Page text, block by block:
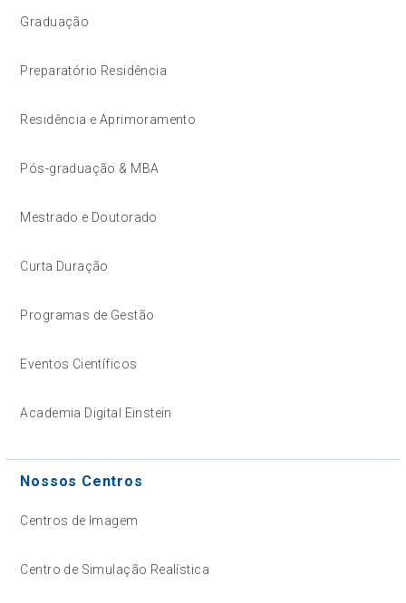
Graduação
Preparatório Residência
Residência e Aprimoramento
Pós-graduação & MBA
Mestrado e Doutorado
Curta Duração
Programas de Gestão
Eventos Científicos
Academia Digital Einstein
Nossos Centros
Centros de Imagem
Centro de Simulação Realística